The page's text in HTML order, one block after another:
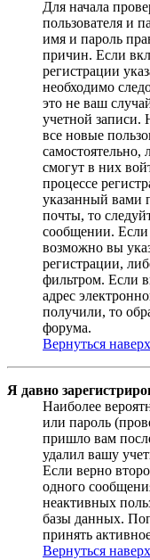
Для начала
пользователя и
имя и пароль
причин. Если
регистрации
необходимо
это не ваш
учетной записи.
все новые
самостоятельно,
смогут в них
процессе
указанный вами
почты, то
сообщении.
возможно вы
регистрации,
фильтром. Если
адрес
получили, то
форума.
Вернуться наверх
Я давно
Наиболее
или пароль
пришло вам
удалил вашу
Если верно
одного
неактивных
базы данных.
принять
Вернуться наверх